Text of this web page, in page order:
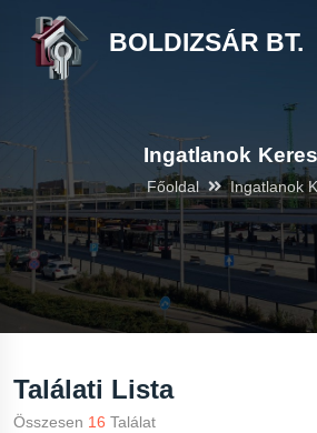
BOLDIZSÁR BT.
Ingatlanok
Főoldal Ingatlanok
Találati Lista
Összesen 16 Találat